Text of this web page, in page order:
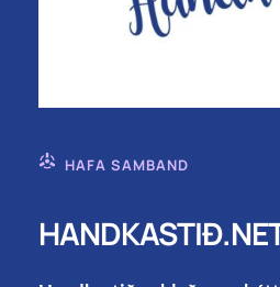
HAFA SAMBAND